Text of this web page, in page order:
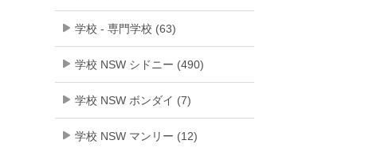
学校 - 専門学校 (63)
学校 NSW シドニー (490)
学校 NSW ボンダイ (7)
学校 NSW マンリー (12)